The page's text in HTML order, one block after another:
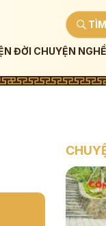
ĐỜI CHUYỆN NGHỀ